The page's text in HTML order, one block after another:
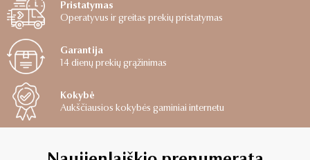
Pristatymas
Operatyvus ir greitas prekių pristatymas
Garantija
14 dienų prekių grąžinimas
Kokybė
Aukščiausios kokybės gaminiai internetu